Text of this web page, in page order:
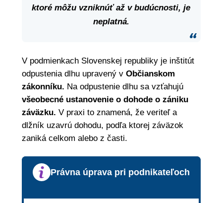
ktoré môžu vzniknúť až v budúcnosti, je
neplatná.
V podmienkach Slovenskej republiky je inštitút
odpustenia dlhu upravený v Občianskom
zákonníku. Na odpustenie dlhu sa vzťahujú
všeobecné ustanovenie o dohode o zániku
záväzku. V praxi to znamená, že veriteľ a
dlžník uzavrú dohodu, podľa ktorej záväzok
zaniká celkom alebo z časti.
Právna úprava pri podnikateľoch